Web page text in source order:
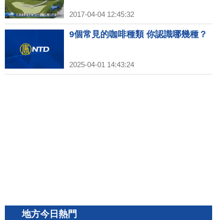
2017-04-04 12:45:32
9個常見的咖啡種類 你認識哪幾種？
2025-04-01 14:43:24
地方今日熱門